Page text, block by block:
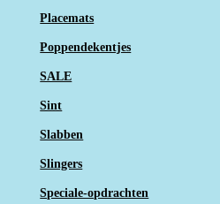
Placemats
Poppendekentjes
SALE
Sint
Slabben
Slingers
Speciale-opdrachten